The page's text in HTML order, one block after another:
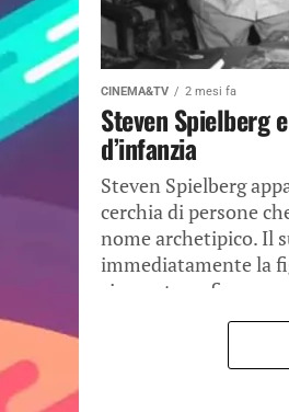
CINEMA&TV 2 mesi fa
Steven Spielberg
d’infanzia
Steven Spielberg
cerchia di persone
nome archetipico. Il
immediatamente la
cinematografico, se...